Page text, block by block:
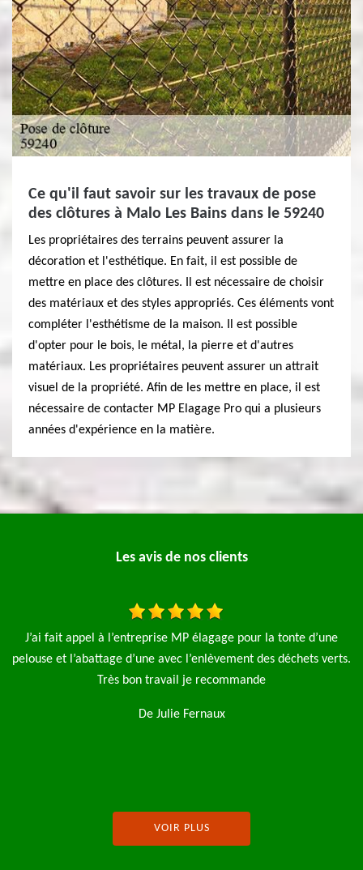
Ce qu'il faut savoir sur les travaux de pose
des clôtures à Malo Les Bains dans le 59240
Les propriétaires des terrains peuvent assurer la
décoration et l'esthétique. En fait, il est possible de
mettre en place des clôtures. Il est nécessaire de choisir
des matériaux et des styles appropriés. Ces éléments vont
compléter l'esthétisme de la maison. Il est possible
d'opter pour le bois, le métal, la pierre et d'autres
matériaux. Les propriétaires peuvent assurer un attrait
visuel de la propriété. Afin de les mettre en place, il est
nécessaire de contacter MP Elagage Pro qui a plusieurs
années d'expérience en la matière.
Les avis de nos clients
la tonte d’une
des déchets verts.
J'ai fait appel à l'entreprise MP Elagage pour
arbre ils sont intervenu rapidement je
VOIR PLUS